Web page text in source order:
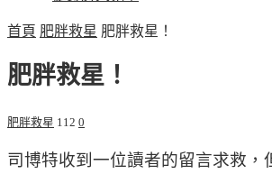
首頁 肥胖救星 肥胖救星！
肥胖救星！
肥胖救星 112 0
司博特收到一位讀者的留言求救，